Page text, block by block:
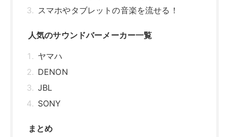
スマホやタブレットの音楽を流せる！
人気のサウンドバーメーカー一覧
ヤマハ
DENON
JBL
SONY
まとめ